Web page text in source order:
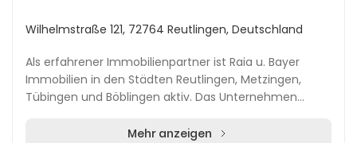
Wilhelmstraße 121, 72764 Reutlingen, Deutschland
Als erfahrener Immobilienpartner ist Raia u. Bayer
Immobilien in den Städten Reutlingen, Metzingen,
Tübingen und Böblingen aktiv. Das Unternehmen
Mehr anzeigen